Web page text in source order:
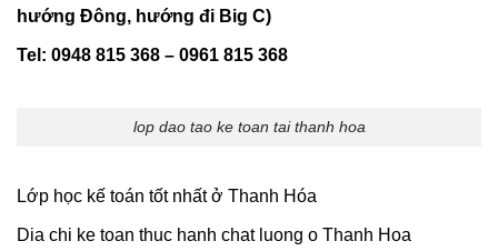
hướng Đông, hướng đi Big C)
Tel: 0948 815 368 – 0961 815 368
lop dao tao ke toan tai thanh hoa
Lớp học kế toán tốt nhất ở Thanh Hóa
Dia chi ke toan thuc hanh chat luong o Thanh Hoa